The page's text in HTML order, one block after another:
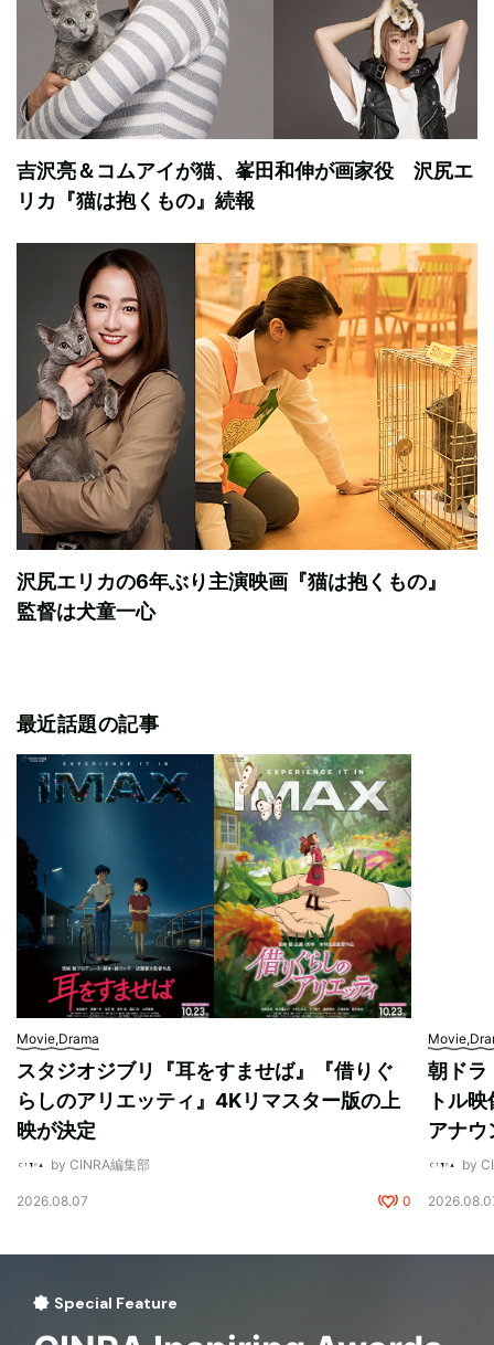
吉沢亮＆コムアイが猫、峯田和伸が画家役 沢尻エ
リカ『猫は抱くもの』続報
沢尻エリカの6年ぶり主演映画『猫は抱くもの』
監督は犬童一心
最近話題の記事
Movie,Drama
スタジオジブリ『耳をすませば』『借りぐ
らしのアリエッティ』4Kリマスター版の上
映が決定
by CINRA編集部
2026.08.07 0
朝ドラ
トル
アナウ
by
Special Feature